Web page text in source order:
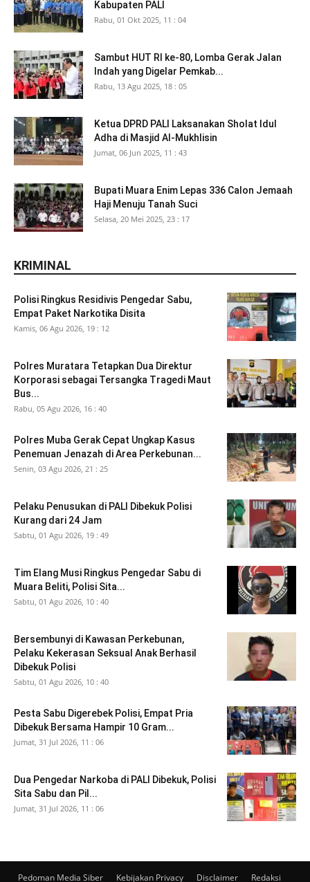
Kabupaten PALI
Rabu, 01 Okt 2025, 11 : 04
Sambut HUT RI ke-80, Lomba Gerak Jalan
Indah yang Digelar Pemkab...
Rabu, 13 Agu 2025, 18 : 05
Ketua DPRD PALI Laksanakan Sholat Idul
Adha di Masjid Al-Mukhlisin
Jumat, 06 Jun 2025, 11 : 43
Bupati Muara Enim Lepas 336 Calon Jemaah
Haji Menuju Tanah Suci
Selasa, 20 Mei 2025, 23 : 17
KRIMINAL
Polisi Ringkus Residivis Pengedar Sabu,
Empat Paket Narkotika Disita
Kamis, 06 Agu 2026, 19 : 12
Polres Muratara Tetapkan Dua Direktur
Korporasi sebagai Tersangka Tragedi Maut
Bus...
Rabu, 05 Agu 2026, 16 : 40
Polres Muba Gerak Cepat Ungkap Kasus
Penemuan Jenazah di Area Perkebunan...
Senin, 03 Agu 2026, 21 : 25
Pelaku Penusukan di PALI Dibekuk Polisi
Kurang dari 24 Jam
Sabtu, 01 Agu 2026, 19 : 49
Tim Elang Musi Ringkus Pengedar Sabu di
Muara Beliti, Polisi Sita...
Sabtu, 01 Agu 2026, 10 : 40
Bersembunyi di Kawasan Perkebunan,
Pelaku Kekerasan Seksual Anak Berhasil
Dibekuk Polisi
Sabtu, 01 Agu 2026, 10 : 40
Pesta Sabu Digerebek Polisi, Empat Pria
Dibekuk Bersama Hampir 10 Gram...
Jumat, 31 Jul 2026, 11 : 06
Dua Pengedar Narkoba di PALI Dibekuk, Polisi
Sita Sabu dan Pil...
Jumat, 31 Jul 2026, 11 : 06
Pedoman Media Siber Kebijakan Privacy Disclaimer Redaksi